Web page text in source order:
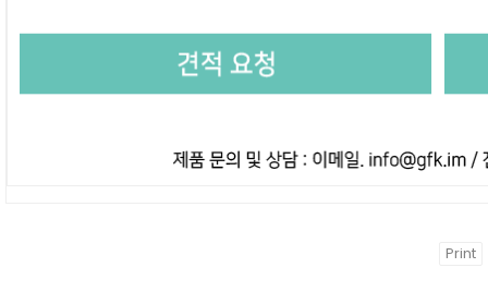
Print